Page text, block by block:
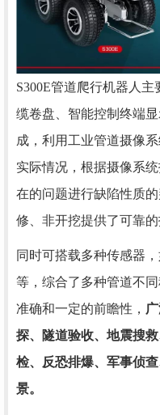
S300E管道爬行机器人
缆卷盘、智能控制终端
成，利用工业管道摄像
实际情况，根据摄像系
在的问题进行缺陷性质
修、非开挖提供了可靠的
同时可搭载多种传感器
等，综合了多种管道不
准确和一定的前瞻性，
探、隧道验收、地震搜
检、反恐排爆、军事侦
景。